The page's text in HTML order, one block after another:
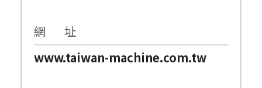
網 址
www.taiwan-machine.com.tw